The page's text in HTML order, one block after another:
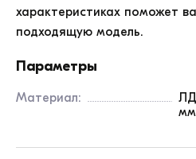
характеристиках поможет
подходящую модель.
Параметры
Материал:
ЛДСП 16 мм, кромка 2